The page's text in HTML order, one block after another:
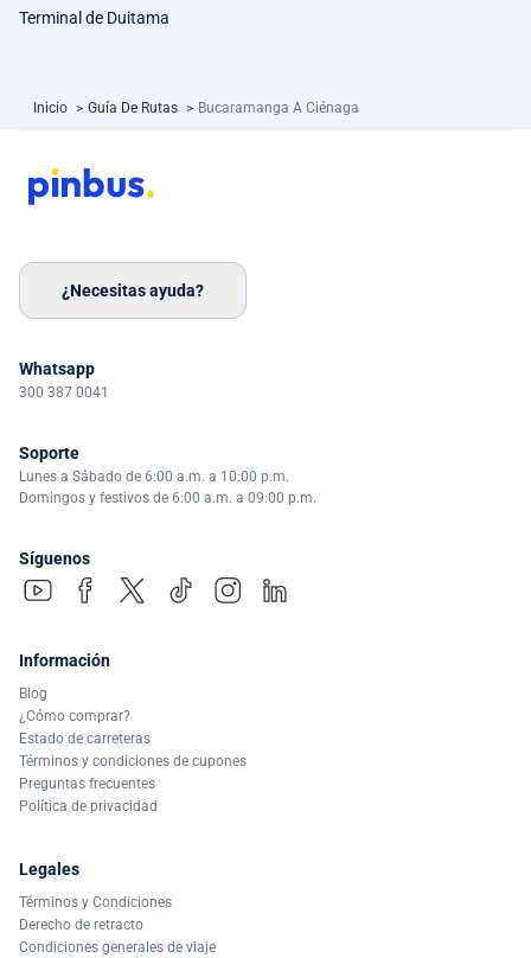
Terminal de Duitama
Inicio > Guía De Rutas > Bucaramanga A Ciénaga
¿Necesitas ayuda?
Whatsapp
300 387 0041
Soporte
Lunes a Sábado de 6:00 a.m. a 10:00 p.m.
Domingos y festivos de 6:00 a.m. a 09:00 p.m.
Síguenos
Información
Blog
¿Cómo comprar?
Estado de carreteras
Términos y condiciones de cupones
Preguntas frecuentes
Política de privacidad
Legales
Términos y Condiciones
Derecho de retracto
Condiciones generales de viaje